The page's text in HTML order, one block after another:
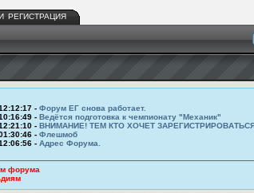
РЕГИСТРАЦИЯ
- Форум ЕГ снова работает.
- Ведётся подготовка к чемпионату "Механик"
- ВНИМАНИЕ! ТЕМ КТО ХОЧЕТ
- Флешмоб
- Адрес Форума.
форума